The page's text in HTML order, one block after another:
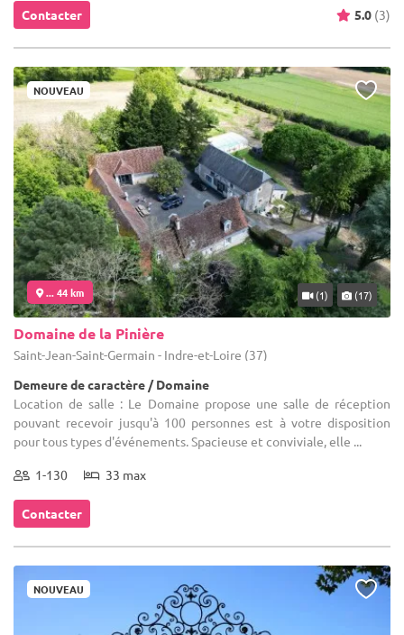
Contacter 5.0 (3)
NOUVEAU
... 44 km (1) (17)
Domaine de la Pinière
Saint-Jean-Saint-Germain - Indre-et-Loire (37)
Demeure de caractère / Domaine
Location de salle : Le Domaine propose une salle de réception
pouvant recevoir jusqu'à 100 personnes est à votre disposition
pour tous types d'événements. Spacieuse et conviviale, elle ...
1-130 33 max
Contacter
NOUVEAU